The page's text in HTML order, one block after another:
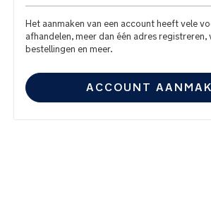
Het aanmaken van een account heeft vele
afhandelen, meer dan één adres registreren,
bestellingen en meer.
ACCOUNT